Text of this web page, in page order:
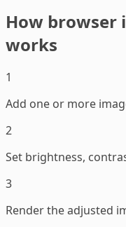
How browser
works
1
Add one or more
2
Set brightness,
3
Render the adjusted